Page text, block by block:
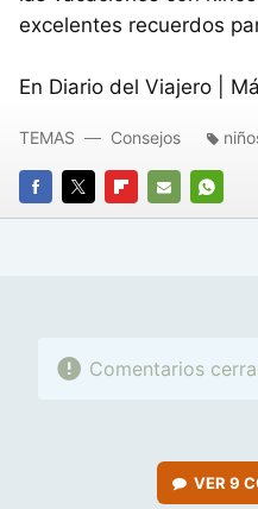
excelentes recuerdos
En Diario del Viajero |
FACEBOOK
TWITTERFLIPBOARD
E-
TEMAS Consejos
Comentarios
VER 9